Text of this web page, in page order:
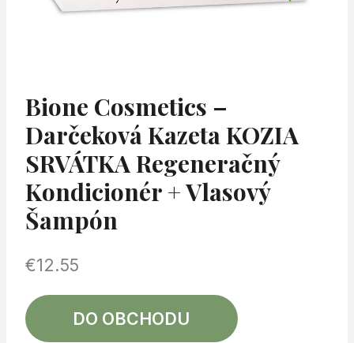
Bione Cosmetics –
Darčeková Kazeta KOZIA
SRVÁTKA Regeneračný
Kondicionér + Vlasový
Šampón
€12.55
DO OBCHODU